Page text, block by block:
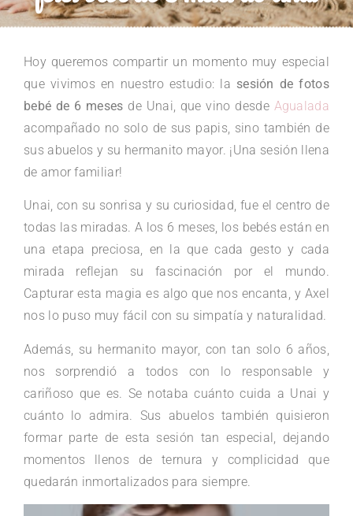
Hoy queremos compartir un momento muy especial
que vivimos en nuestro estudio: la sesión de fotos
bebé de 6 meses de Unai, que vino desde Agualada
acompañado no solo de sus papis, sino también de
sus abuelos y su hermanito mayor. ¡Una sesión llena
de amor familiar!
Unai, con su sonrisa y su curiosidad, fue el centro de
todas las miradas. A los 6 meses, los bebés están en
una etapa preciosa, en la que cada gesto y cada
mirada reflejan su fascinación por el mundo.
Capturar esta magia es algo que nos encanta, y Axel
nos lo puso muy fácil con su simpatía y naturalidad.
Además, su hermanito mayor, con tan solo 6 años,
nos sorprendió a todos con lo responsable y
cariñoso que es. Se notaba cuánto cuida a Unai y
cuánto lo admira. Sus abuelos también quisieron
formar parte de esta sesión tan especial, dejando
momentos llenos de ternura y complicidad que
quedarán inmortalizados para siempre.